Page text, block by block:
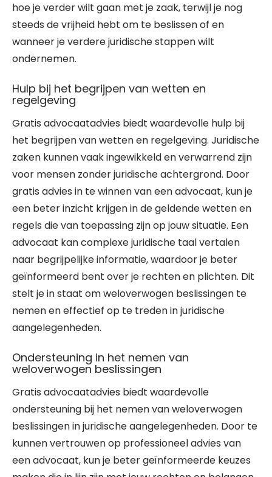
hoe je verder wilt gaan met je zaak, terwijl je nog
steeds de vrijheid hebt om te beslissen of en
wanneer je verdere juridische stappen wilt
ondernemen.
Hulp bij het begrijpen van wetten en
regelgeving
Gratis advocaatadvies biedt waardevolle hulp bij
het begrijpen van wetten en regelgeving. Juridische
zaken kunnen vaak ingewikkeld en verwarrend zijn
voor mensen zonder juridische achtergrond. Door
gratis advies in te winnen van een advocaat, kun je
een beter inzicht krijgen in de geldende wetten en
regels die van toepassing zijn op jouw situatie. Een
advocaat kan complexe juridische taal vertalen
naar begrijpelijke informatie, waardoor je beter
geïnformeerd bent over je rechten en plichten. Dit
stelt je in staat om weloverwogen beslissingen te
nemen en effectief op te treden in juridische
aangelegenheden.
Ondersteuning in het nemen van
weloverwogen beslissingen
Gratis advocaatadvies biedt waardevolle
ondersteuning bij het nemen van weloverwogen
beslissingen in juridische aangelegenheden. Door te
kunnen vertrouwen op professioneel advies van
een advocaat, kun je beter geïnformeerde keuzes